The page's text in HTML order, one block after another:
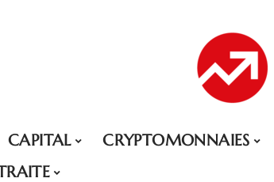
CAPITAL CRYPTOMONNAIES